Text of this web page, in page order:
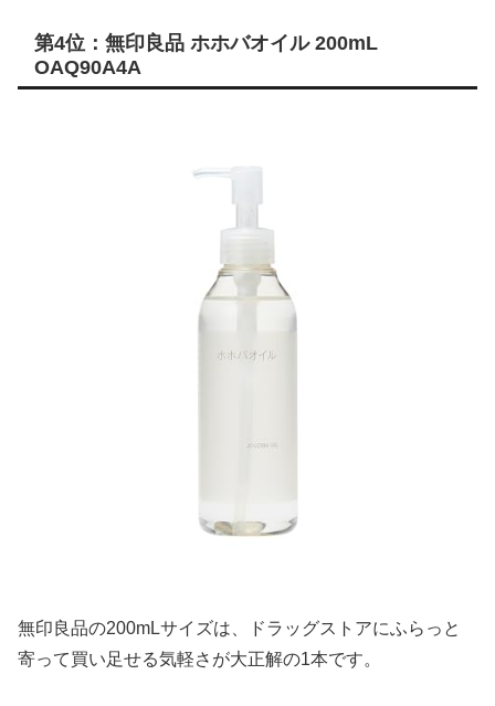
第4位：無印良品 ホホバオイル 200mL
OAQ90A4A
無印良品の200mLサイズは、ドラッグストアにふらっと
寄って買い足せる気軽さが大正解の1本です。